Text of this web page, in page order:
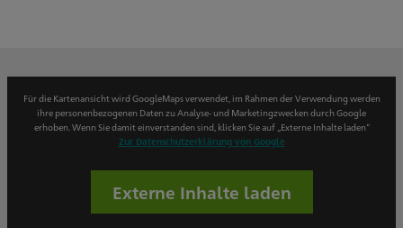
Für die Kartenansicht wird GoogleMaps verwendet, im Rahmen der Verwendung werden
ihre personenbezogenen Daten zu Analyse- und Marketingzwecken durch Google
erhoben. Wenn Sie damit einverstanden sind, klicken Sie auf „Externe Inhalte laden“
Zur Datenschutzerklärung von Google
Externe Inhalte laden